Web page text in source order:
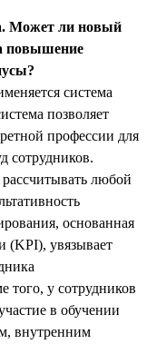
Может ли новый
повышение
система
позволяет
профессии для
сотрудников.
любой
основанная
(KPI), увязывает
того, у сотрудников
в обучении
внутренним